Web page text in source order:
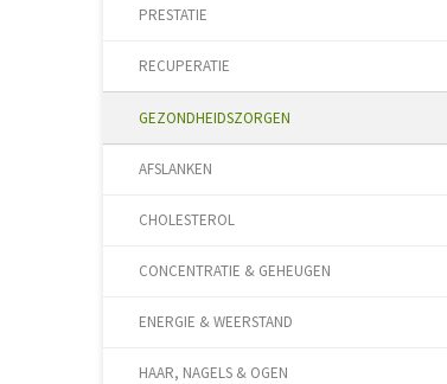
PRESTATIE
RECUPERATIE
GEZONDHEIDSZORGEN
AFSLANKEN
CHOLESTEROL
CONCENTRATIE & GEHEUGEN
ENERGIE & WEERSTAND
HAAR, NAGELS & OGEN